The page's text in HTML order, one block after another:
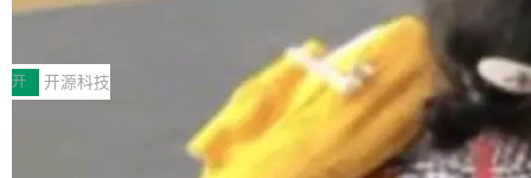
传输性能最高提升5倍。UCL-MPComm底层基
于自研UCL-Engine通信引擎，后续腾讯网平将
持续开源更多基于UCL-Engine的高性能通信组
件。 腾讯网平团队在UCL-MPComm中实现了一
个独立于业务线程的全局通信引擎（Engine），
创新与落地成效成功入选。 全链路私有化部署，
助力企业AI研发安全落地 当前，越来越多企业已
经开始引入 AI Coding 工具，通过调用公有云模
型或企业内部部署模型提升研发效率。但随着 AI
Coding 从个人辅助工具逐步走向团队级、组织
级应用，企业在规模化落地过程中，对安全性、
深信服AI算力网关入选工信部人工智能
前不久，工业和信息化部正式发布《2025年人工
智能应用典型案例名单》，集中展示人工智能在
各领域的应用成果，覆盖技术底座、行业赋能、
产品应用、支撑保障、专题等五大方向。深信服
AI算力网关（AI创新平台）成功入选！ 随着各行
开 开源科技
Jeff Dean 离开 Google：一个时代的结
束，一个实验室的开始
Google 员工编号 20。MapReduce 作者之一。